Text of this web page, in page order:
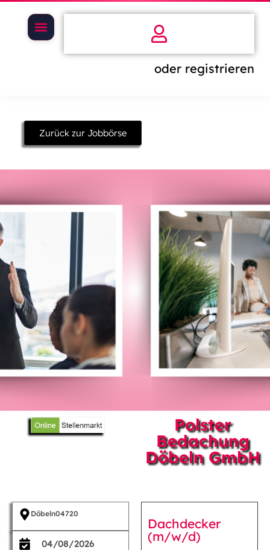
oder registrieren
Zurück zur Jobbörse
Polster
Bedachung
Döbeln GmbH
Döbeln04720
04/08/2026
Dachdecker
(m/w/d)